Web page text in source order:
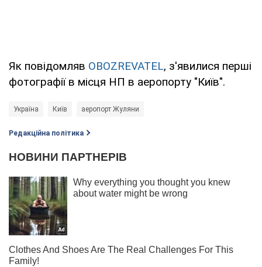
Як повідомляв OBOZREVATEL, з'явилися перші
фотографії в місця НП в аеропорту "Київ".
Україна Київ аеропорт Жуляни
Редакційна політика